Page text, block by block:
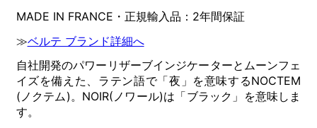
MADE IN FRANCE・正規輸入品：2年間保証
≫ベルテ ブランド詳細へ
自社開発のパワーリザーブインジケーターとムーンフェ
イズを備えた、ラテン語で「夜」を意味するNOCTEM
(ノクテム)。NOIR(ノワール)は「ブラック」を意味しま
す。